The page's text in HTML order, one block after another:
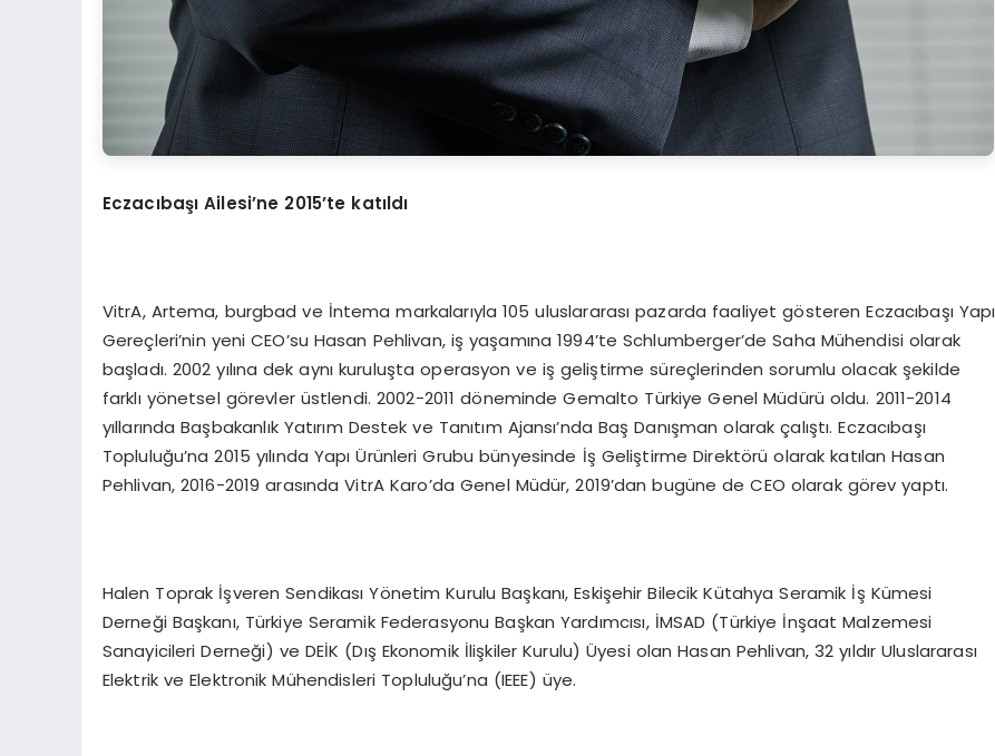
Eczacıbaşı Ailesi’ne 2015’te katıldı
VitrA, Artema, burgbad ve İntema markalarıyla 105 uluslararası pazarda faaliyet gösteren Eczacıbaşı Yapı
Gereçleri’nin yeni CEO’su Hasan Pehlivan, iş yaşamına 1994’te Schlumberger’de Saha Mühendisi olarak
başladı. 2002 yılına dek aynı kuruluşta operasyon ve iş geliştirme süreçlerinden sorumlu olacak şekilde
farklı yönetsel görevler üstlendi. 2002-2011 döneminde Gemalto Türkiye Genel Müdürü oldu. 2011-2014
yıllarında Başbakanlık Yatırım Destek ve Tanıtım Ajansı’nda Baş Danışman olarak çalıştı. Eczacıbaşı
Topluluğu’na 2015 yılında Yapı Ürünleri Grubu bünyesinde İş Geliştirme Direktörü olarak katılan Hasan
Pehlivan, 2016-2019 arasında VitrA Karo’da Genel Müdür, 2019’dan bugüne de CEO olarak görev yaptı.
Halen Toprak İşveren Sendikası Yönetim Kurulu Başkanı, Eskişehir Bilecik Kütahya Seramik İş Kümesi
Derneği Başkanı, Türkiye Seramik Federasyonu Başkan Yardımcısı, İMSAD (Türkiye İnşaat Malzemesi
Sanayicileri Derneği) ve DEİK (Dış Ekonomik İlişkiler Kurulu) Üyesi olan Hasan Pehlivan, 32 yıldır Uluslararası
Elektrik ve Elektronik Mühendisleri Topluluğu’na (IEEE) üye.